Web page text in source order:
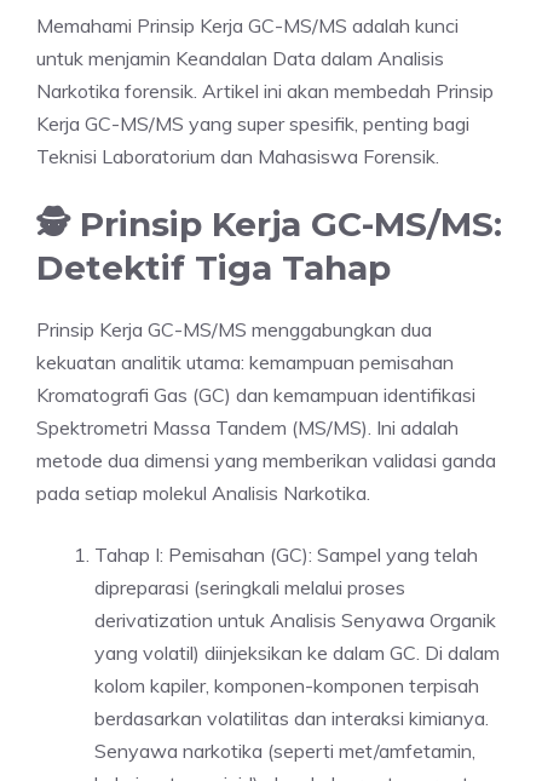
Memahami Prinsip Kerja GC-MS/MS adalah kunci
untuk menjamin Keandalan Data dalam Analisis
Narkotika forensik. Artikel ini akan membedah Prinsip
Kerja GC-MS/MS yang super spesifik, penting bagi
Teknisi Laboratorium dan Mahasiswa Forensik.
🕵️ Prinsip Kerja GC-MS/MS:
Detektif Tiga Tahap
Prinsip Kerja GC-MS/MS menggabungkan dua
kekuatan analitik utama: kemampuan pemisahan
Kromatografi Gas (GC) dan kemampuan identifikasi
Spektrometri Massa Tandem (MS/MS). Ini adalah
metode dua dimensi yang memberikan validasi ganda
pada setiap molekul Analisis Narkotika.
Tahap I: Pemisahan (GC): Sampel yang telah
dipreparasi (seringkali melalui proses
derivatization untuk Analisis Senyawa Organik
yang volatil) diinjeksikan ke dalam GC. Di dalam
kolom kapiler, komponen-komponen terpisah
berdasarkan volatilitas dan interaksi kimianya.
Senyawa narkotika (seperti met/amfetamin,